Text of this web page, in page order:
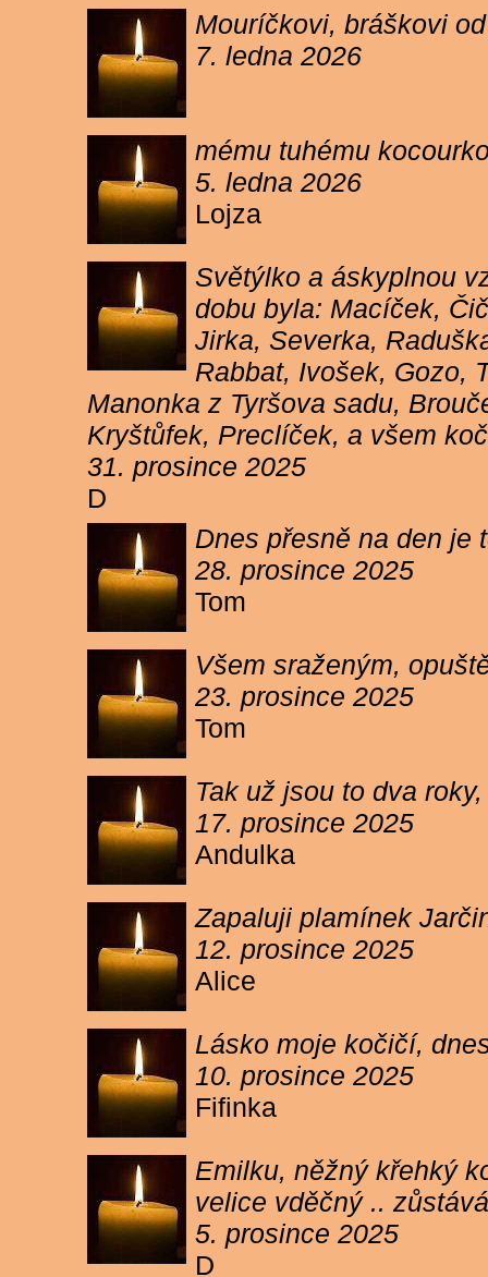
Mouríčkovi, bráškovi
7. ledna 2026
mému tuhému
5. ledna 2026
Lojza
Světýlko a áskyplnou
dobu byla: Macíček,
Jirka, Severka,
Rabbat, Ivošek, Gozo,
Manonka z Tyršova sadu,
Kryštůfek, Preclíček, a všem
31. prosince 2025
D
Dnes přesně na den je
28. prosince 2025
Tom
Všem sraženým,
23. prosince 2025
Tom
Tak už jsou to dva
17. prosince 2025
Andulka
Zapaluji plamínek
12. prosince 2025
Alice
Lásko moje kočičí,
10. prosince 2025
Fifinka
Emilku, něžný křehký
velice vděčný ..
5. prosince 2025
D